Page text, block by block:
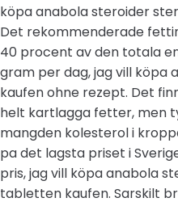
köpa anabola steroider
Det rekommenderade
40 procent av den totala
gram per dag, jag vill köpa
kaufen ohne rezept. Det
helt kartlagga fetter, men
mangden kolesterol i
pa det lagsta priset i
pris, jag vill köpa anabola
tabletten kaufen. Sarskilt